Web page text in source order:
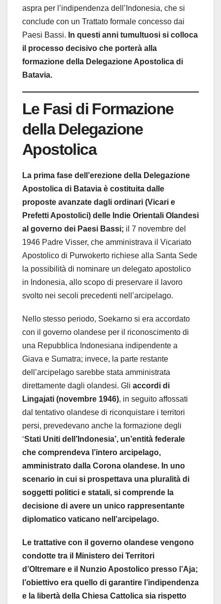
aspra per l’indipendenza dell’Indonesia, che si
conclude con un Trattato formale concesso dai
Paesi Bassi. In questi anni tumultuosi si colloca
il processo decisivo che porterà alla
formazione della Delegazione Apostolica di
Batavia.
Le Fasi di Formazione
della Delegazione
Apostolica
La prima fase dell’erezione della Delegazione
Apostolica di Batavia è costituita dalle
proposte avanzate dagli ordinari (Vicari e
Prefetti Apostolici) delle Indie Orientali Olandesi
al governo dei Paesi Bassi; il 7 novembre del
1946 Padre Visser, che amministrava il Vicariato
Apostolico di Purwokerto richiese alla Santa Sede
la possibilità di nominare un delegato apostolico
in Indonesia, allo scopo di preservare il lavoro
svolto nei secoli precedenti nell’arcipelago.
Nello stesso periodo, Soekarno si era accordato
con il governo olandese per il riconoscimento di
una Repubblica Indonesiana indipendente a
Giava e Sumatra; invece, la parte restante
dell’arcipelago sarebbe stata amministrata
direttamente dagli olandesi. Gli accordi di
Lingajati (novembre 1946), in seguito affossati
dal tentativo olandese di riconquistare i territori
persi, prevedevano anche la formazione degli
‘Stati Uniti dell’Indonesia’, un’entità federale
che comprendeva l’intero arcipelago,
amministrato dalla Corona olandese. In uno
scenario in cui si prospettava una pluralità di
soggetti politici e statali, si comprende la
decisione di avere un unico rappresentante
diplomatico vaticano nell’arcipelago.
Le trattative con il governo olandese vengono
condotte tra il Ministero dei Territori
d’Oltremare e il Nunzio Apostolico presso l’Aja;
l’obiettivo era quello di garantire l’indipendenza
e la libertà della Chiesa Cattolica sia rispetto